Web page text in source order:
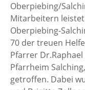
Oberpiebing/
Mitarbeitern
Oberpiebing-
70 der treuen
Pfarrer
Pfarrheim
getroffen. Dabei